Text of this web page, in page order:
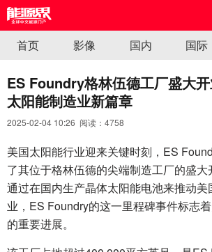
首页 影像 国内 国际
ES Foundry格林伍德工厂盛大
太阳能制造业新篇章
2025-02-04 10:26 阅读： 4758
美国太阳能行业迎来关键时刻，ES
了其位于格林伍德的尖端制造工厂的盛
通过在国内生产晶体太阳能电池来推动
业，ES Foundry的这一里程碑事件标志
的重要进展。